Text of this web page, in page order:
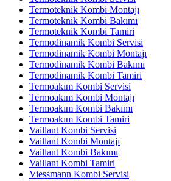
Termoteknik Kombi Montajı
Termoteknik Kombi Bakımı
Termoteknik Kombi Tamiri
Termodinamik Kombi Servisi
Termodinamik Kombi Montajı
Termodinamik Kombi Bakımı
Termodinamik Kombi Tamiri
Termoakım Kombi Servisi
Termoakım Kombi Montajı
Termoakım Kombi Bakımı
Termoakım Kombi Tamiri
Vaillant Kombi Servisi
Vaillant Kombi Montajı
Vaillant Kombi Bakımı
Vaillant Kombi Tamiri
Viessmann Kombi Servisi